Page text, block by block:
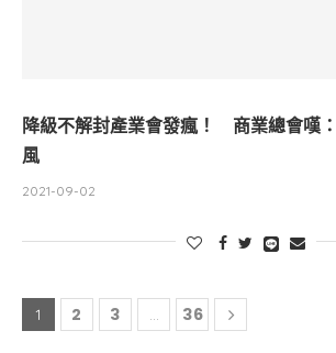
降級不解封產業會發瘋！ 商業總會嘆
風
2021-09-02
1 2 3 ... 36